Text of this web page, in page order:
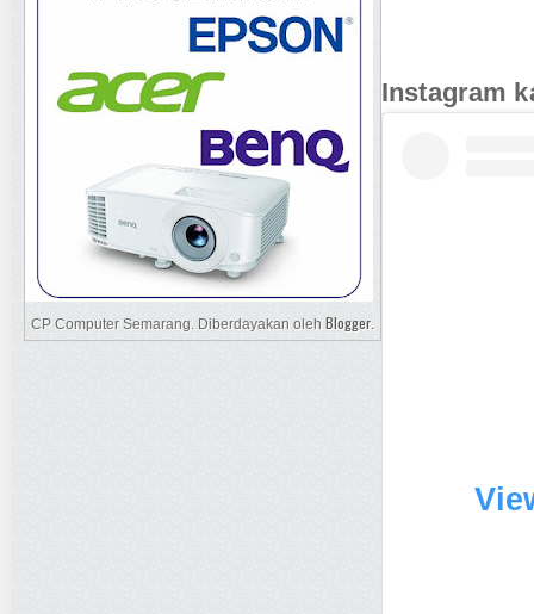
Instagram
CP Computer Semarang. Diberdayakan oleh Blogger.